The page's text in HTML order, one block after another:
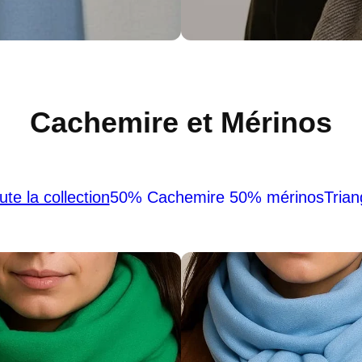
Cachemire et Mérinos
la collection50% Cachemire 50% mérinos